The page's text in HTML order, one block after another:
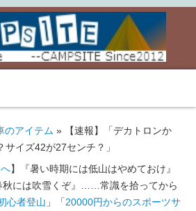
のアイテム » 【速報】「デカトロンか
イズ42が27センチ？」
】『暑い時期には低山はやめておけ』
秋には吹雪くぞ』……常識を拾ってから
心者登山 」「20000円からのスポーツサ